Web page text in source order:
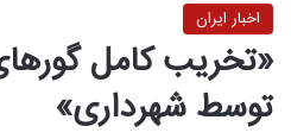
اخبار ایران
«تخریب کامل
توسط شهرداری»